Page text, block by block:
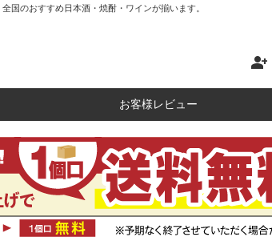
国のおすすめ日本酒・焼酎・ワインが揃います。
person_add
お客様レビュー